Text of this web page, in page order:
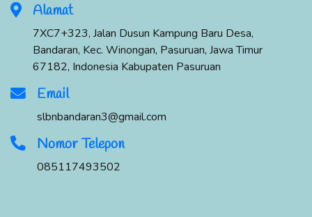
Alamat
7XC7+323, Jalan Dusun Kampung Baru Desa,
Bandaran, Kec. Winongan, Pasuruan, Jawa Timur
67182, Indonesia Kabupaten Pasuruan
Email
slbnbandaran3@gmail.com
Nomor Telepon
085117493502